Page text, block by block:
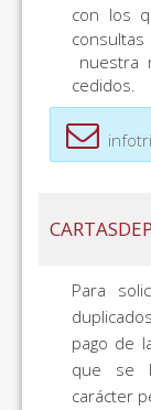
con los
nuestra
cedidos.
Para
pago de
que se
carácter